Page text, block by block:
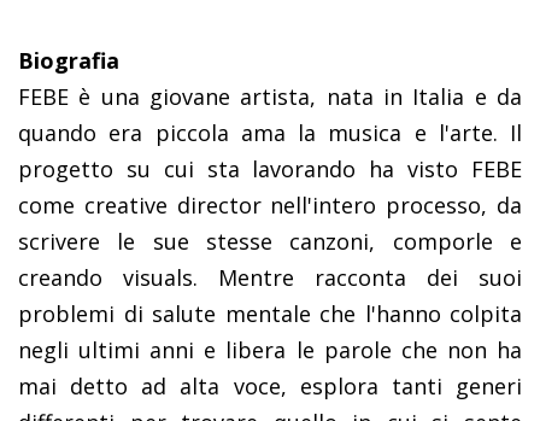
Biografia
FEBE è una giovane artista, nata in Italia e da
quando era piccola ama la musica e l'arte. Il
progetto su cui sta lavorando ha visto FEBE
come creative director nell'intero processo, da
scrivere le sue stesse canzoni, comporle e
creando visuals. Mentre racconta dei suoi
problemi di salute mentale che l'hanno colpita
negli ultimi anni e libera le parole che non ha
mai detto ad alta voce, esplora tanti generi